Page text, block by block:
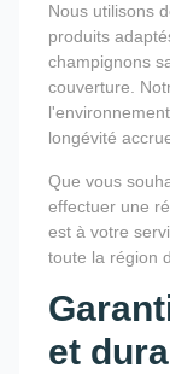
Nous utilisons
produits
champignons
couverture.
longévité
Que vous
effectuer une
est à votre
toute la région
et